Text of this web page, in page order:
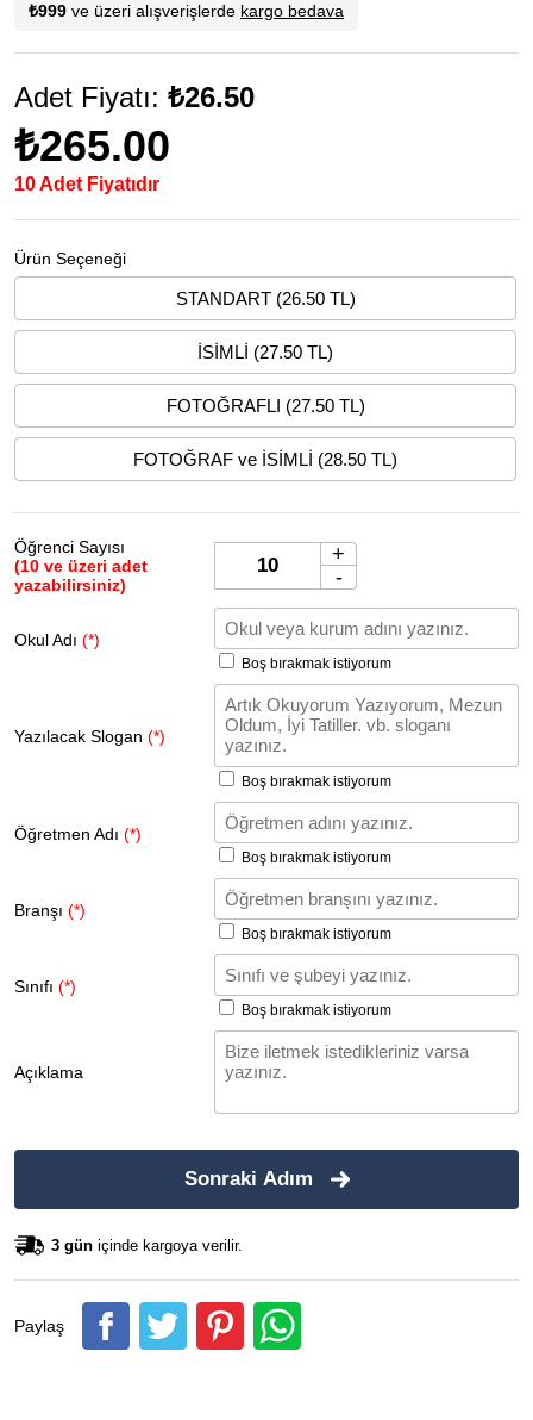
₺999 ve üzeri alışverişlerde kargo bedava
Adet Fiyatı: ₺26.50
₺265.00
10 Adet Fiyatıdır
Ürün Seçeneği
STANDART (26.50 TL)
İSİMLİ (27.50 TL)
FOTOĞRAFLI (27.50 TL)
FOTOĞRAF ve İSİMLİ (28.50 TL)
Öğrenci Sayısı
(10 ve üzeri adet
yazabilirsiniz)
+
-
Okul Adı (*)
Boş bırakmak istiyorum
Yazılacak Slogan (*)
Boş bırakmak istiyorum
Öğretmen Adı (*)
Boş bırakmak istiyorum
Branşı (*)
Boş bırakmak istiyorum
Sınıfı (*)
Boş bırakmak istiyorum
Açıklama
Sonraki Adım
3 gün içinde kargoya verilir.
Paylaş